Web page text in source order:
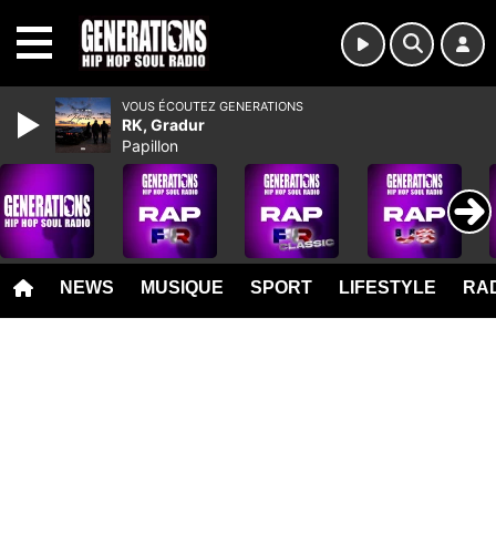
NEWS MUSIQUE SPORT LIFESTYLE
VOUS ÉCOUTEZ GENERATIONS
RK, Gradur
Papillon